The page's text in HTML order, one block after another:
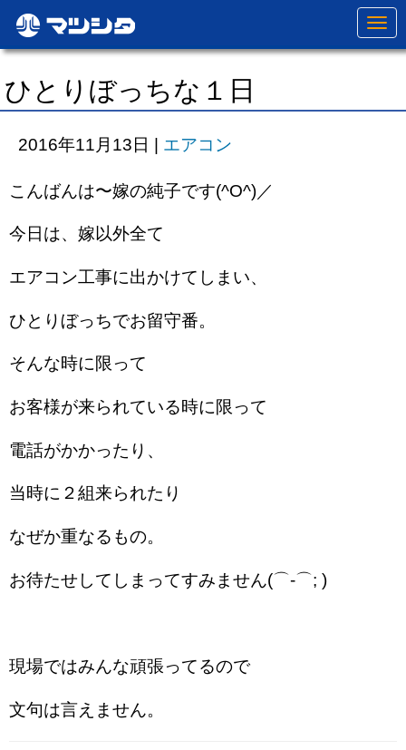
N
a
v
t
ひとりぼっちな１日
2016年11月13日 | エアコン
こんばんは〜嫁の純子です(^O^)／
今日は、嫁以外全て
エアコン工事に出かけてしまい、
ひとりぼっちでお留守番。
そんな時に限って
お客様が来られている時に限って
電話がかかったり、
当時に２組来られたり
なぜか重なるもの。
お待たせしてしまってすみません(⌒-⌒; )
現場ではみんな頑張ってるので
文句は言えません。